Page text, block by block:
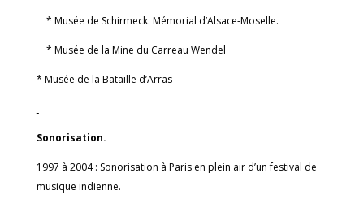
* Musée de Schirmeck. Mémorial d’Alsace-Moselle.
* Musée de la Mine du Carreau Wendel
* Musée de la Bataille d’Arras
Sonorisation.
1997 à 2004 : Sonorisation à Paris en plein air d’un festival de
musique indienne.